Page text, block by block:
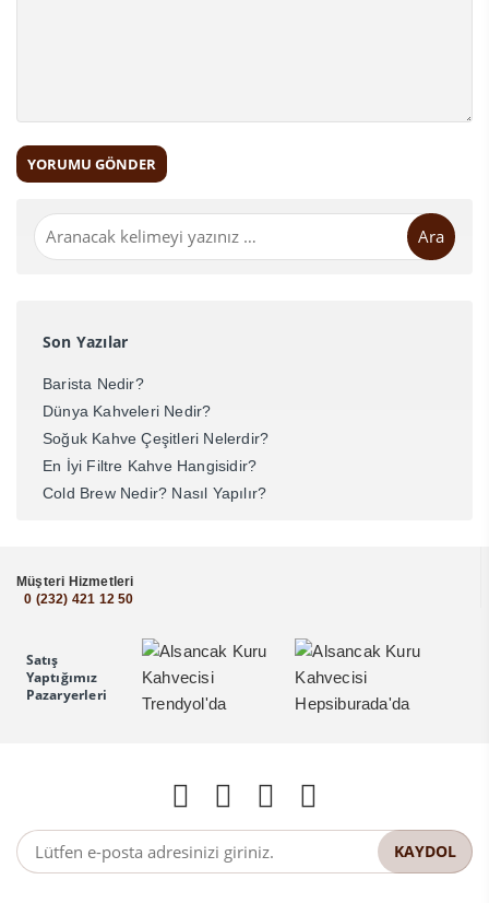
Ara
Son Yazılar
Barista Nedir?
Dünya Kahveleri Nedir?
Soğuk Kahve Çeşitleri Nelerdir?
En İyi Filtre Kahve Hangisidir?
Cold Brew Nedir? Nasıl Yapılır?
Müşteri Hizmetleri
0 (232) 421 12 50
Satış
Yaptığımız
Pazaryerleri